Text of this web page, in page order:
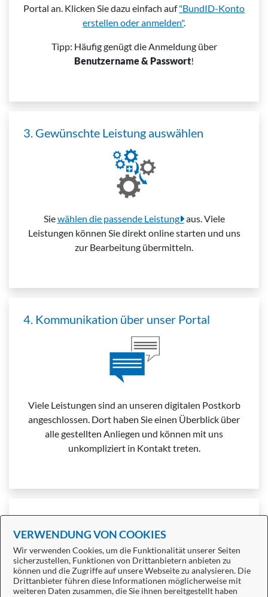
Portal an. Klicken Sie dazu einfach auf"BundID-Konto
erstellen oder anmelden".
Tipp: Häufig genügt die Anmeldung über
Benutzername & Passwort!
3. Gewünschte Leistung auswählen
Siewählen die passende Leistung aus. Viele
Leistungen können Sie direkt online starten und uns
zur Bearbeitung übermitteln.
4. Kommunikation über unser Portal
Viele Leistungen sind an unseren digitalen Postkorb
angeschlossen. Dort haben Sie einen Überblick über
alle gestellten Anliegen und können mit uns
unkompliziert in Kontakt treten.
Weitere Informationen zur BundID finden Sie auf der
FAQ-Seite des Bundes
VERWENDUNG VON COOKIES
Wir verwenden Cookies, um die Funktionalität unserer Seiten
sicherzustellen, Funktionen von Drittanbietern anbieten zu
können und die Zugriffe auf unsere Webseite zu analysieren. Die
Drittanbieter führen diese Informationen möglicherweise mit
weiteren Daten zusammen, die Sie ihnen bereitgestellt haben